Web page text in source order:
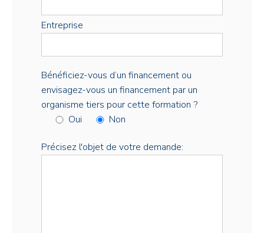
Entreprise
Bénéficiez-vous d’un financement ou
envisagez-vous un financement par un
organisme tiers pour cette formation ?
Oui
Non
Précisez l'objet de votre demande: